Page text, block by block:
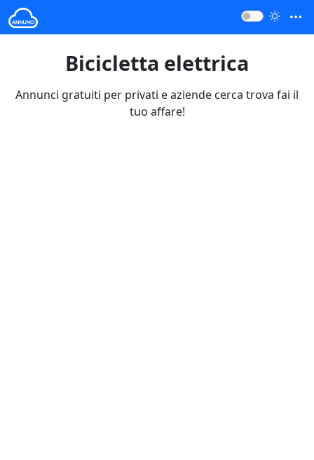
Bicicletta elettrica
Annunci gratuiti per privati e aziende cerca trova fai il
tuo affare!